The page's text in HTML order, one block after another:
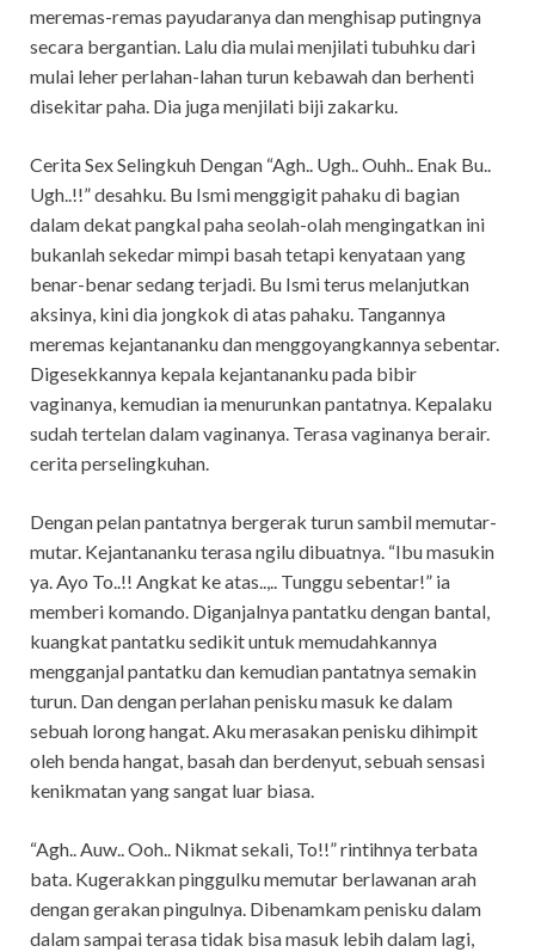
meremas-remas payudaranya dan menghisap putingnya
secara bergantian. Lalu dia mulai menjilati tubuhku dari
mulai leher perlahan-lahan turun kebawah dan berhenti
disekitar paha. Dia juga menjilati biji zakarku.
Cerita Sex Selingkuh Dengan “Agh.. Ugh.. Ouhh.. Enak Bu..
Ugh..!!” desahku. Bu Ismi menggigit pahaku di bagian
dalam dekat pangkal paha seolah-olah mengingatkan ini
bukanlah sekedar mimpi basah tetapi kenyataan yang
benar-benar sedang terjadi. Bu Ismi terus melanjutkan
aksinya, kini dia jongkok di atas pahaku. Tangannya
meremas kejantananku dan menggoyangkannya sebentar.
Digesekkannya kepala kejantananku pada bibir
vaginanya, kemudian ia menurunkan pantatnya. Kepalaku
sudah tertelan dalam vaginanya. Terasa vaginanya berair.
cerita perselingkuhan.
Dengan pelan pantatnya bergerak turun sambil memutar-
mutar. Kejantananku terasa ngilu dibuatnya. “Ibu masukin
ya. Ayo To..!! Angkat ke atas..,.. Tunggu sebentar!” ia
memberi komando. Diganjalnya pantatku dengan bantal,
kuangkat pantatku sedikit untuk memudahkannya
mengganjal pantatku dan kemudian pantatnya semakin
turun. Dan dengan perlahan penisku masuk ke dalam
sebuah lorong hangat. Aku merasakan penisku dihimpit
oleh benda hangat, basah dan berdenyut, sebuah sensasi
kenikmatan yang sangat luar biasa.
“Agh.. Auw.. Ooh.. Nikmat sekali, To!!” rintihnya terbata
bata. Kugerakkan pinggulku memutar berlawanan arah
dengan gerakan pingulnya. Dibenamkam penisku dalam
dalam sampai terasa tidak bisa masuk lebih dalam lagi,